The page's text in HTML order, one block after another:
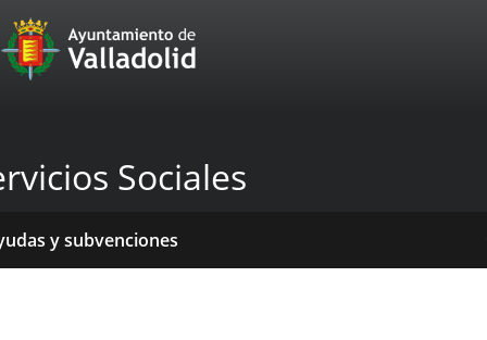
Portal
Web
Ayuntamiento
de
Valladolid
Sociales
y subvenciones